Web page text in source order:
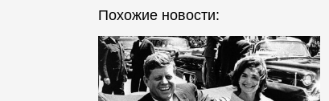
Похожие новости: